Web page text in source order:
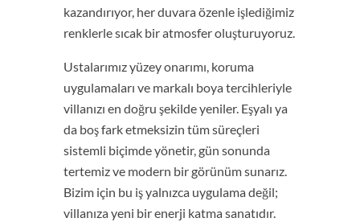
kazandırıyor, her duvara özenle işlediğimiz
renklerle sıcak bir atmosfer oluşturuyoruz.
Ustalarımız yüzey onarımı, koruma
uygulamaları ve markalı boya tercihleriyle
villanızı en doğru şekilde yeniler. Eşyalı ya
da boş fark etmeksizin tüm süreçleri
sistemli biçimde yönetir, gün sonunda
tertemiz ve modern bir görünüm sunarız.
Bizim için bu iş yalnızca uygulama değil;
villanıza yeni bir enerji katma sanatıdır.